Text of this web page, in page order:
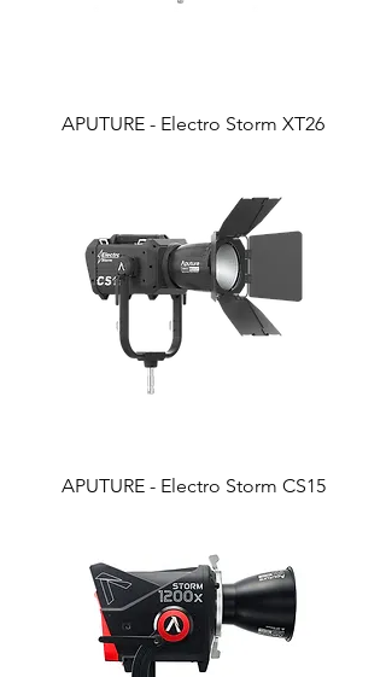
APUTURE - Electro Storm XT26
APUTURE - Electro Storm CS15